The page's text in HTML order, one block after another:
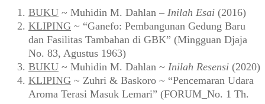
BUKU ~ Muhidin M. Dahlan – Inilah Esai (2016)
KLIPING ~ “Ganefo: Pembangunan Gedung Baru
dan Fasilitas Tambahan di GBK” (Mingguan Djaja
No. 83, Agustus 1963)
BUKU ~ Muhidin M. Dahlan ~ Inilah Resensi (2020)
KLIPING ~ Zuhri & Baskoro ~ “Pencemaran Udara
Aroma Terasi Masuk Lemari” (FORUM_No. 1 Th.